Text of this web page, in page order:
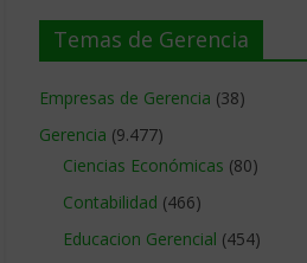
Temas de Gerencia
Empresas de Gerencia (38)
Gerencia (9.477)
Ciencias Económicas (80)
Contabilidad (466)
Educacion Gerencial (454)